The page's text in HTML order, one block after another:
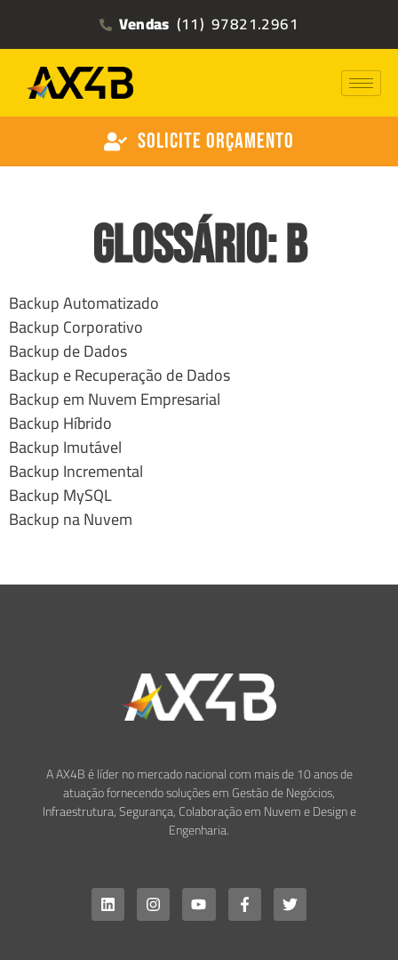
Vendas (11) 97821.2961
Solicite Orçamento
Glossário: B
Backup Automatizado
Backup Corporativo
Backup de Dados
Backup e Recuperação de Dados
Backup em Nuvem Empresarial
Backup Híbrido
Backup Imutável
Backup Incremental
Backup MySQL
Backup na Nuvem
A AX4B é líder no mercado nacional com mais de 10 anos de
atuação fornecendo soluções em Gestão de Negócios,
Infraestrutura, Segurança, Colaboração em Nuvem e Design e
Engenharia.